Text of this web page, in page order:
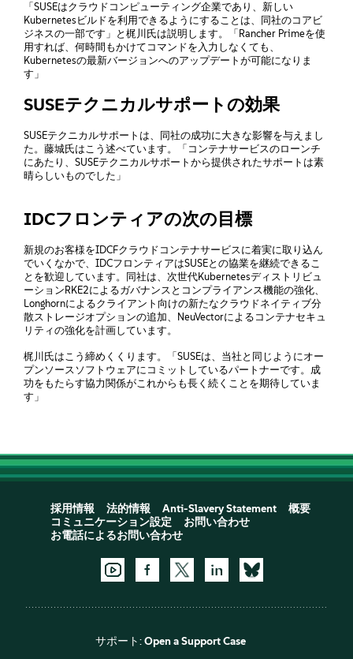
「SUSEはクラウドコンピューティング企業であり、新しい
Kubernetesビルドを利用できるようにすることは、同社のコアビ
ジネスの一部です」と梶川氏は説明します。「Rancher Primeを使
用すれば、何時間もかけてコマンドを入力しなくても、
Kubernetesの最新バージョンへのアップデートが可能になりま
す」
SUSEテクニカルサポートの効果
SUSEテクニカルサポートは、同社の成功に大きな影響を与えまし
た。藤城氏はこう述べています。「コンテナサービスのローンチ
にあたり、SUSEテクニカルサポートから提供されたサポートは素
晴らしいものでした」
IDCフロンティアの次の目標
新規のお客様をIDCFクラウドコンテナサービスに着実に取り込ん
でいくなかで、IDCフロンティアはSUSEとの協業を継続できるこ
とを歓迎しています。同社は、次世代Kubernetesディストリビュ
ーションRKE2によるガバナンスとコンプライアンス機能の強化、
Longhornによるクライアント向けの新たなクラウドネイティブ分
散ストレージオプションの追加、NeuVectorによるコンテナセキュ
リティの強化を計画しています。
梶川氏はこう締めくくります。「SUSEは、当社と同じようにオー
プンソースソフトウェアにコミットしているパートナーです。成
功をもたらす協力関係がこれからも長く続くことを期待していま
す」
採用情報 法的情報 Anti-Slavery Statement
概要
コミュニケーション設定
お問い合わせ
お電話によるお問い合わせ
サポート:Open a Support Case